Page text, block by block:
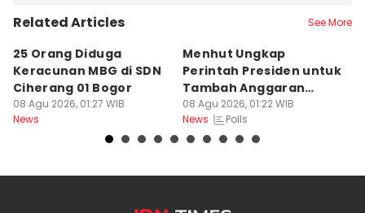
Related Articles See More
25 Orang Diduga
Keracunan MBG di SDN
Ciherang 01 Bogor
08 Agu 2026, 01:27 WIB
News
Menhut Ungkap
Perintah Presiden untuk
Tambah Anggaran
Pencegahan Karhutla
08 Agu 2026, 01:22 WIB
News
Polls